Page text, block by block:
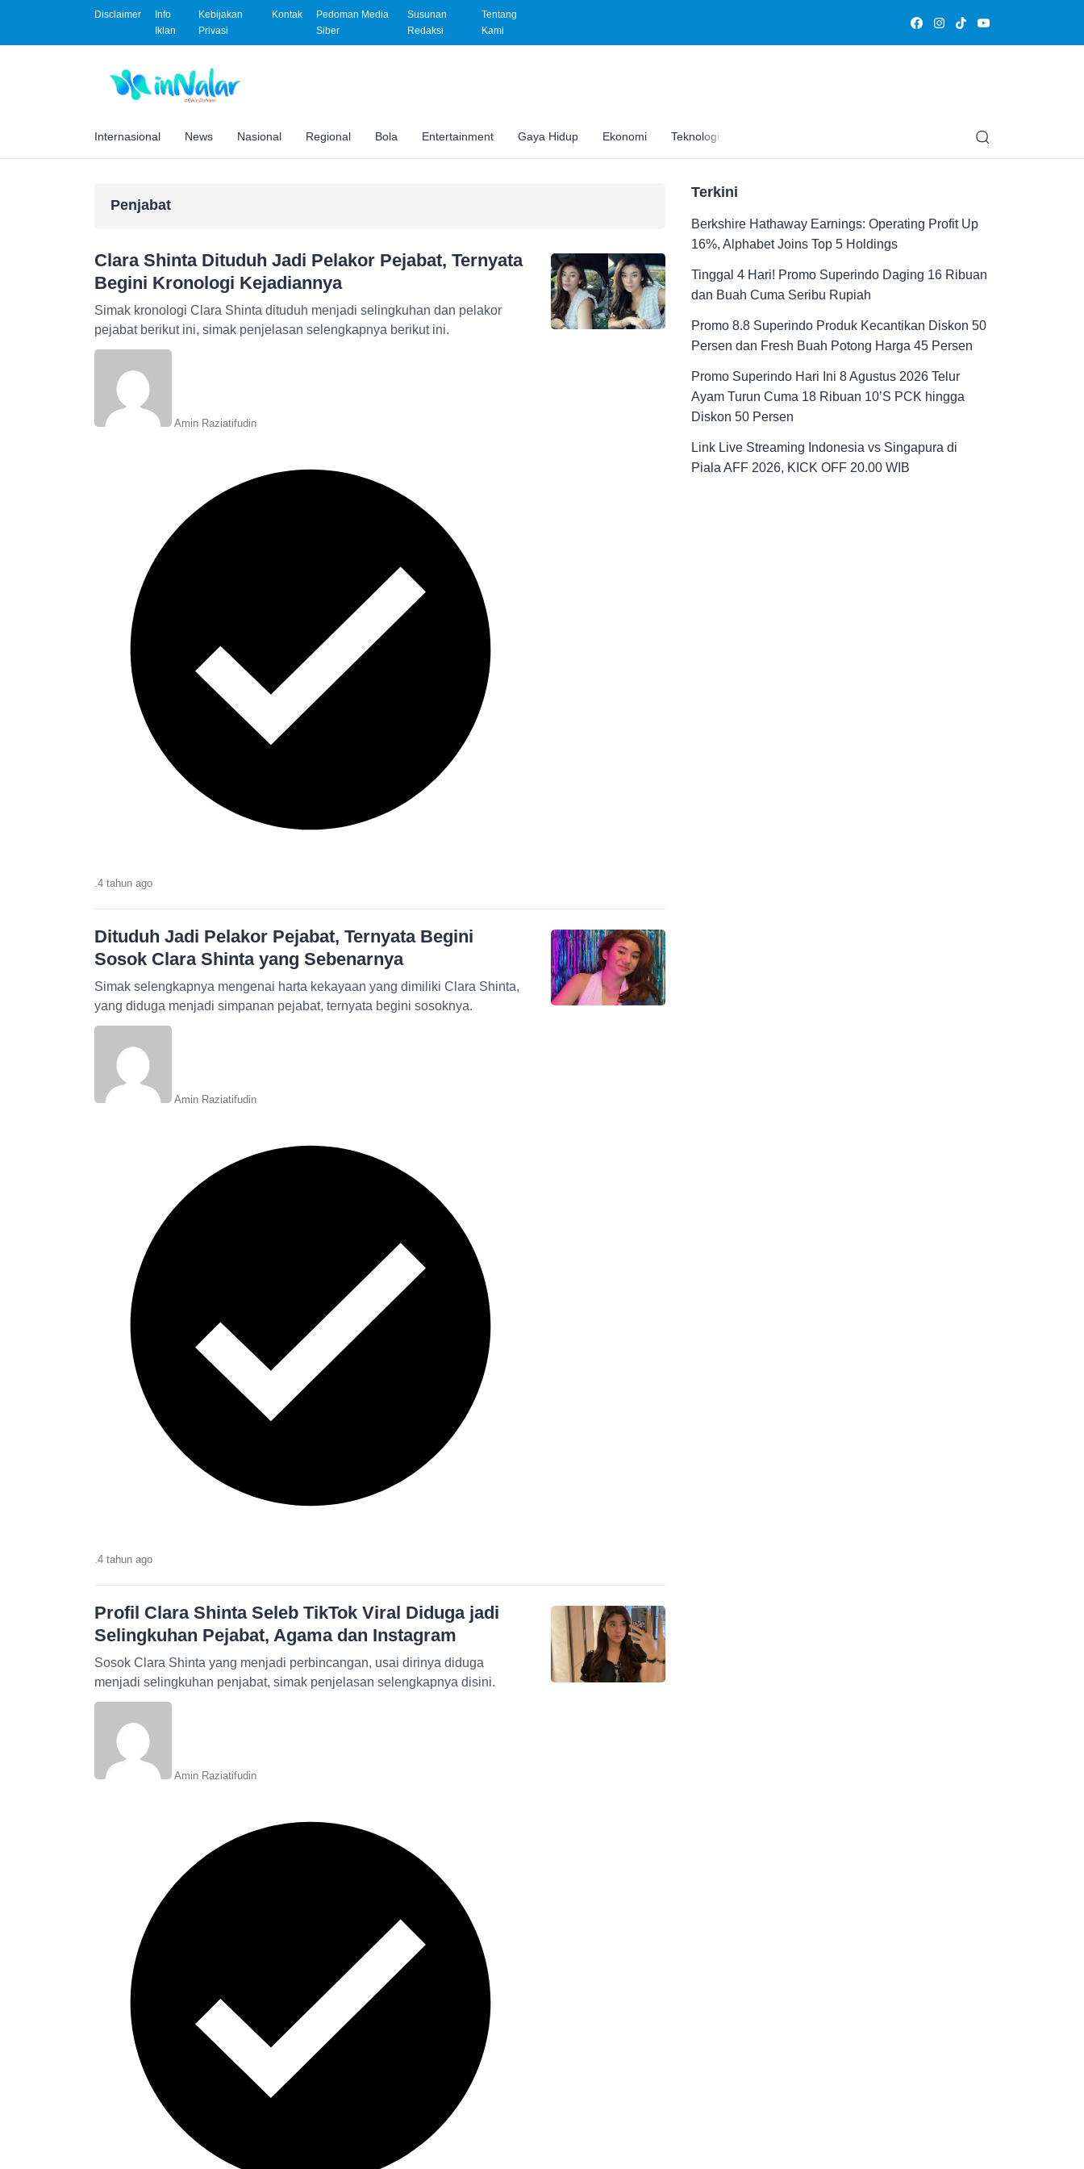
Disclaimer
Info
Iklan
Kebijakan
Privasi
Kontak
Pedoman Media
Siber
Susunan
Redaksi
Tentang
Kami
Internasional News Nasional Regional Bola Entertainment Gaya Hidup Ekonomi Teknologi Edukasi
Penjabat
Clara Shinta Dituduh Jadi Pelakor Pejabat, Ternyata
Begini Kronologi Kejadiannya
Simak kronologi Clara Shinta dituduh menjadi selingkuhan dan pelakor
pejabat berikut ini, simak penjelasan selengkapnya berikut ini.
Amin Raziatifudin
4 tahun ago
Dituduh Jadi Pelakor Pejabat, Ternyata Begini
Sosok Clara Shinta yang Sebenarnya
Simak selengkapnya mengenai harta kekayaan yang dimiliki Clara Shinta,
yang diduga menjadi simpanan pejabat, ternyata begini sosoknya.
Amin Raziatifudin
.4 tahun ago
Profil Clara Shinta Seleb TikTok Viral Diduga jadi
Selingkuhan Pejabat, Agama dan Instagram
Sosok Clara Shinta yang menjadi perbincangan, usai dirinya diduga
menjadi selingkuhan penjabat, simak penjelasan selengkapnya disini.
Amin Raziatifudin
Terkini
Berkshire Hathaway Earnings: Operating Profit Up
16%, Alphabet Joins Top 5 Holdings
Tinggal 4 Hari! Promo Superindo Daging 16 Ribuan
dan Buah Cuma Seribu Rupiah
Promo 8.8 Superindo Produk Kecantikan Diskon 50
Persen dan Fresh Buah Potong Harga 45 Persen
Promo Superindo Hari Ini 8 Agustus 2026 Telur
Ayam Turun Cuma 18 Ribuan 10’S PCK hingga
Diskon 50 Persen
Link Live Streaming Indonesia vs Singapura di
Piala AFF 2026, KICK OFF 20.00 WIB